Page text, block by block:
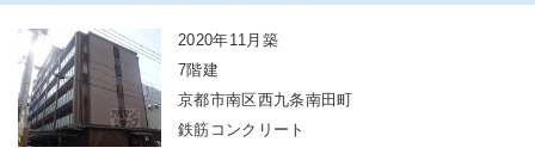
2020年11月築
7階建
京都市南区西九条南田町
鉄筋コンクリート